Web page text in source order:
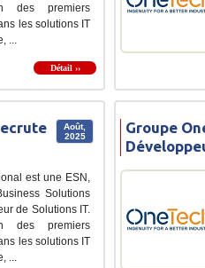
des premiers
les solutions IT
...
Détail ››
Août,
2025
est une ESN,
Solutions
de Solutions IT.
des premiers
les solutions IT
...
Groupe